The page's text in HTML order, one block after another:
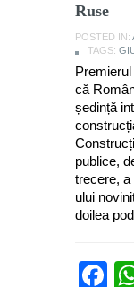
Ruse
POSTED IN:
TAGS:
că
ședință
publice,
trecere, a
ului
doilea